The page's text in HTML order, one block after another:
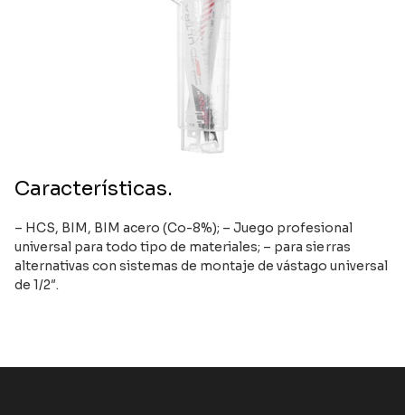
Características.
– HCS, BIM, BIM acero (Co-8%); – Juego profesional
universal para todo tipo de materiales; – para sierras
alternativas con sistemas de montaje de vástago universal
de 1/2″.